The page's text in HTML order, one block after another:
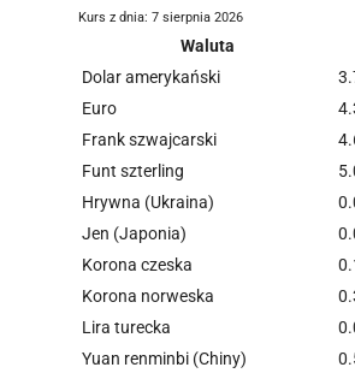
Kurs z dnia: 7 sierpnia 2026
Waluta
Dolar amerykański
Euro
Frank szwajcarski
Funt szterling
Hrywna (Ukraina)
Jen (Japonia)
Korona czeska
Korona norweska
Lira turecka
Yuan renminbi (Chiny)